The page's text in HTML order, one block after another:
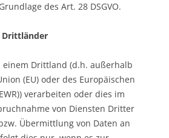
des Art. 28 DSGVO.
einem Drittland (d.h. außerhalb
(EU) oder des Europäischen
verarbeiten oder dies im
von Diensten Dritter
Übermittlung von Daten an